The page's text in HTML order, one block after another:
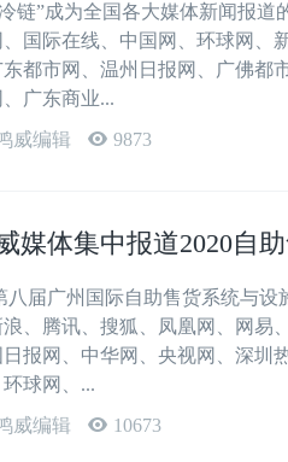
链”成为全国各大媒体新闻报
国际在线、中国网、环球网、
都市网、温州日报网、广佛都
广东商业...
威编辑 9873
媒体集中报道2020自
八届广州国际自助售货系统与
、腾讯、搜狐、凤凰网、网易
报网、中华网、央视网、深圳
球网、...
威编辑 10673